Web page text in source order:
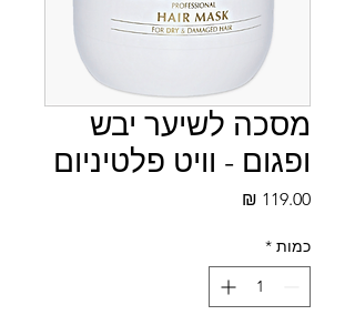
מסכה לשיער יבש
ופגום - וויט פלטיניום
כמות *